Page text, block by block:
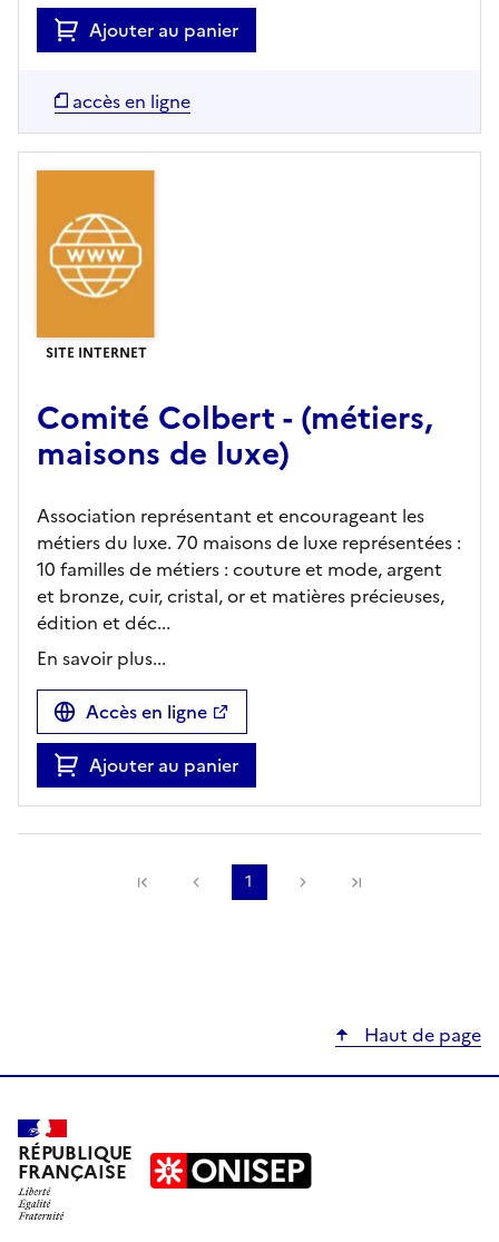
Ajouter au panier
accès en ligne
SITE INTERNET
Comité Colbert - (métiers,
maisons de luxe)
Association représentant et encourageant les
métiers du luxe. 70 maisons de luxe représentées :
10 familles de métiers : couture et mode, argent
et bronze, cuir, cristal, or et matières précieuses,
édition et déc...
En savoir plus...
Accès en ligne
Ajouter au panier
Précédente
1 Suivante
Haut de page
RÉPUBLIQUE
FRANÇAISE